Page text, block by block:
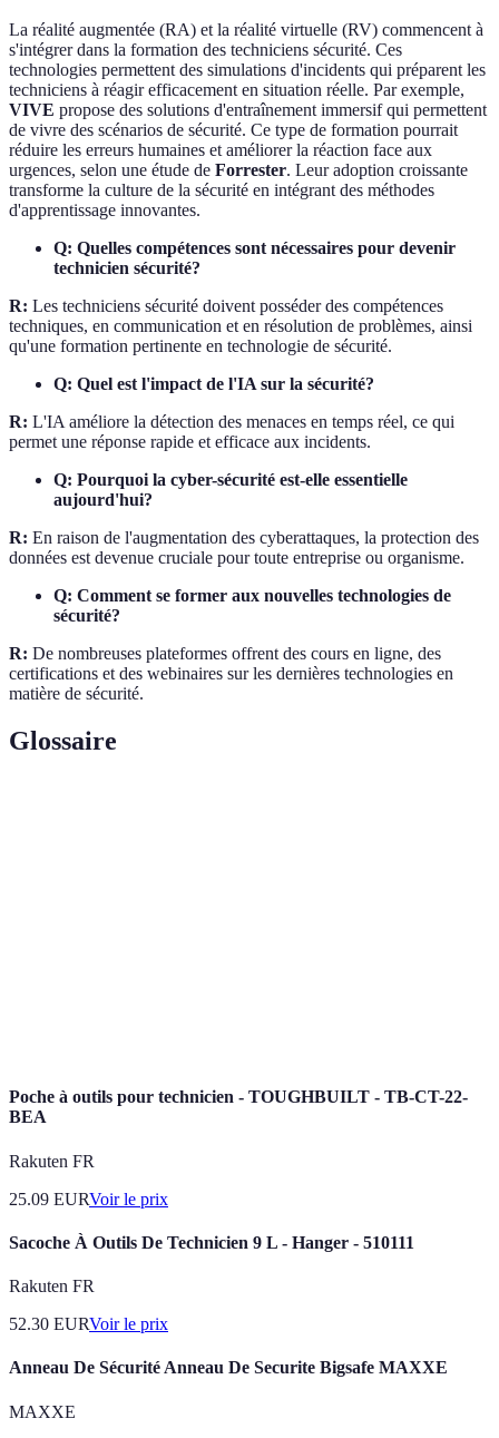
La réalité augmentée (RA) et la réalité virtuelle (RV) commencent à
s'intégrer dans la formation des techniciens sécurité. Ces
technologies permettent des simulations d'incidents qui préparent les
techniciens à réagir efficacement en situation réelle. Par exemple,
VIVE propose des solutions d'entraînement immersif qui permettent
de vivre des scénarios de sécurité. Ce type de formation pourrait
réduire les erreurs humaines et améliorer la réaction face aux
urgences, selon une étude de Forrester. Leur adoption croissante
transforme la culture de la sécurité en intégrant des méthodes
d'apprentissage innovantes.
Q: Quelles compétences sont nécessaires pour devenir
technicien sécurité?
R: Les techniciens sécurité doivent posséder des compétences
techniques, en communication et en résolution de problèmes, ainsi
qu'une formation pertinente en technologie de sécurité.
Q: Quel est l'impact de l'IA sur la sécurité?
R: L'IA améliore la détection des menaces en temps réel, ce qui
permet une réponse rapide et efficace aux incidents.
Q: Pourquoi la cyber-sécurité est-elle essentielle
aujourd'hui?
R: En raison de l'augmentation des cyberattaques, la protection des
données est devenue cruciale pour toute entreprise ou organisme.
Q: Comment se former aux nouvelles technologies de
sécurité?
R: De nombreuses plateformes offrent des cours en ligne, des
certifications et des webinaires sur les dernières technologies en
matière de sécurité.
Glossaire
Poche à outils pour technicien - TOUGHBUILT - TB-CT-22-
BEA
Rakuten FR
25.09 EURVoir le prix
Sacoche À Outils De Technicien 9 L - Hanger - 510111
Rakuten FR
52.30 EURVoir le prix
Anneau De Sécurité Anneau De Securite Bigsafe MAXXE
MAXXE